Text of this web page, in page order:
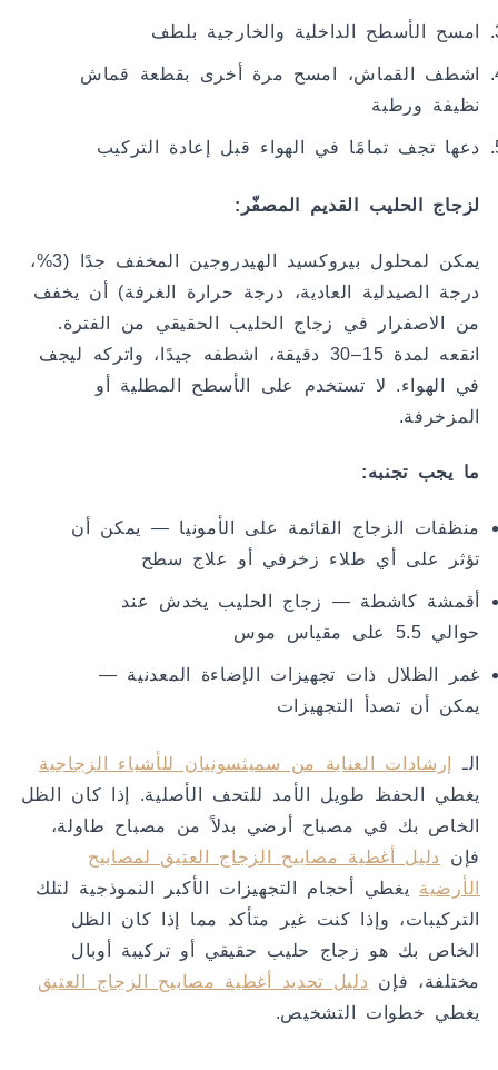
امسح الأسطح الداخلية والخارجية بلطف
اشطف القماش، امسح مرة أخرى بقطعة قماش
نظيفة ورطبة
دعها تجف تمامًا في الهواء قبل إعادة التركيب
لزجاج الحليب القديم المصفّر:
يمكن لمحلول بيروكسيد الهيدروجين المخفف جدًا (3%،
درجة الصيدلية العادية، درجة حرارة الغرفة) أن يخفف
من الاصفرار في زجاج الحليب الحقيقي من الفترة.
انقعه لمدة 15–30 دقيقة، اشطفه جيدًا، واتركه ليجف
في الهواء. لا تستخدم على الأسطح المطلية أو
المزخرفة.
ما يجب تجنبه:
منظفات الزجاج القائمة على الأمونيا — يمكن أن
تؤثر على أي طلاء زخرفي أو علاج سطح
أقمشة كاشطة — زجاج الحليب يخدش عند
حوالي 5.5 على مقياس موس
غمر الظلال ذات تجهيزات الإضاءة المعدنية —
يمكن أن تصدأ التجهيزات
الـ
إرشادات العناية من سميثسونيان للأشياء الزجاجية
يغطي الحفظ طويل الأمد للتحف الأصلية. إذا كان الظل
الخاص بك في مصباح أرضي بدلاً من مصباح طاولة،
فإن
دليل أغطية مصابيح الزجاج العتيق لمصابيح
الأرضية يغطي أحجام التجهيزات الأكبر النموذجية لتلك
التركيبات، وإذا كنت غير متأكد مما إذا كان الظل
الخاص بك هو زجاج حليب حقيقي أو تركيبة أوبال
مختلفة، فإن دليل تحديد أغطية مصابيح الزجاج العتيق
يغطي خطوات التشخيص.